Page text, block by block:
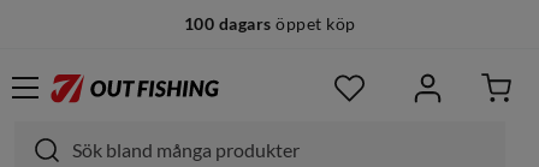
100 dagars öppet köp